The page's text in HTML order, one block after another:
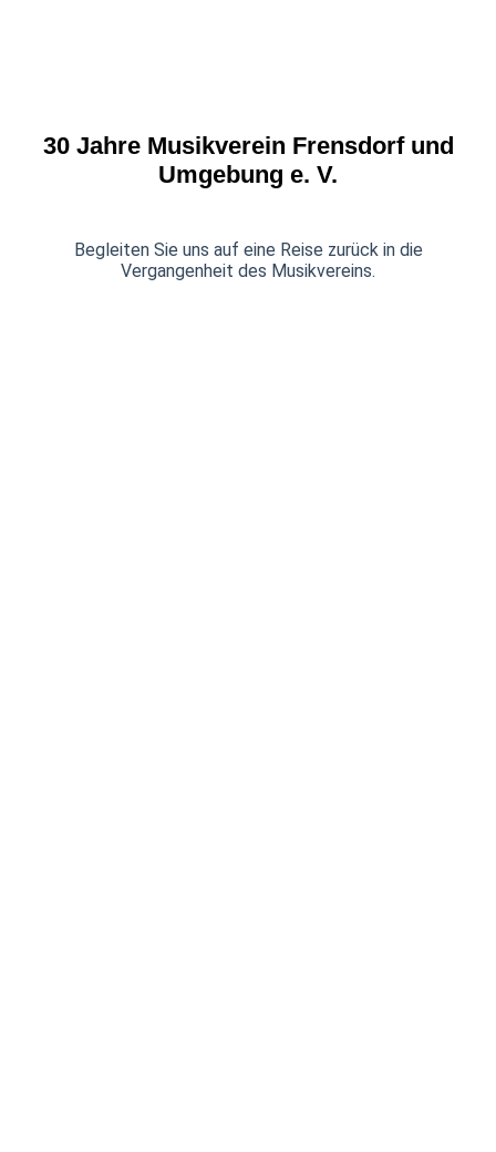
30 Jahre Musikverein Frensdorf und
Umgebung e. V.
Begleiten Sie uns auf eine Reise zurück in die
Vergangenheit des Musikvereins.